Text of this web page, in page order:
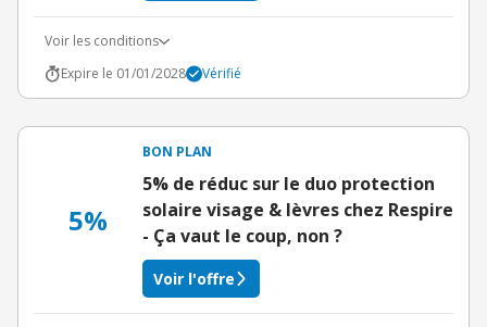
Voir les conditions
Expire le 01/01/2028
Vérifié
5%
BON PLAN
5% de réduc sur le duo protection
solaire visage & lèvres chez Respire
- Ça vaut le coup, non ?
Voir l'offre